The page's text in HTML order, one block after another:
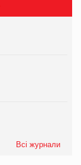
Всі журнали